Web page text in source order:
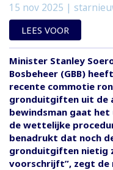
15 nov 2025 |
LEES VOOR
Minister Stanley
Bosbeheer (GBB)
recente commotie
gronduitgiften uit de
bewindsman gaat
de wettelijke
benadrukt dat noch
gronduitgiften nietig
voorschrijft”, zegt de